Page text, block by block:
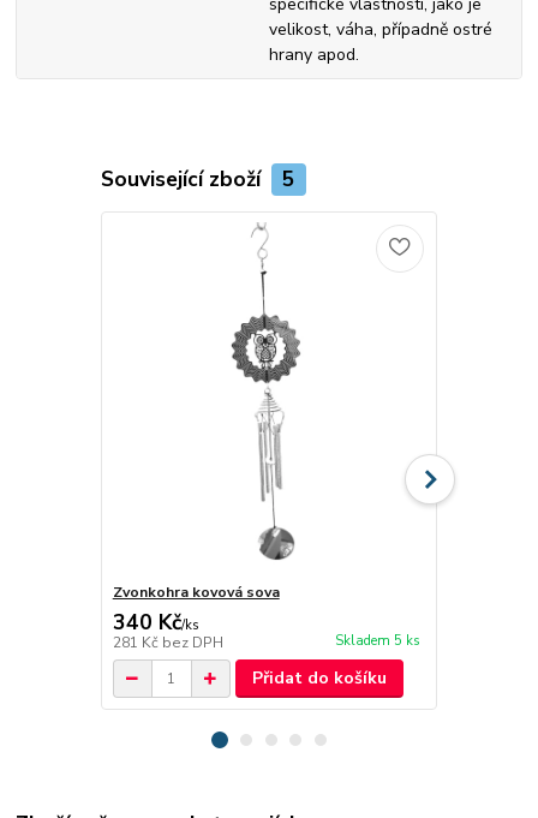
specifické vlastnosti, jako je
velikost, váha, případně ostré
hrany apod.
Související zboží 5
Zvonkohra kovová sova
340 Kč/ks
281 Kč bez DPH Skladem 5 ks
Přidat do košíku